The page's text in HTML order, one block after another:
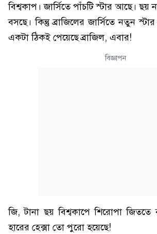
বিশ্বকাপ। জার্সিতে পাঁচটি স্টার আছে। ছয়
বসছে। কিন্তু ব্রাজিলের জার্সিতে নতুন
একটা ঠিকই পেয়েছে ব্রাজিল, এবার!
বিজ্ঞাপন
জি, টানা ছয় বিশ্বকাপে শিরোপা জিততে
হারের হেক্সা তো পুরো হয়েছে!